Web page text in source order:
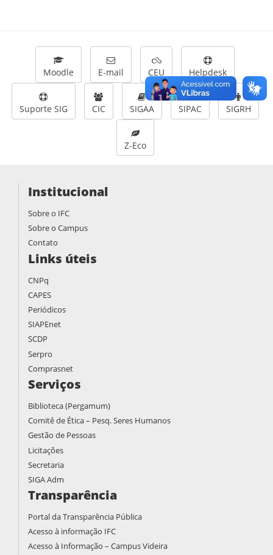
Moodle E-mail CEU Helpdesk
Suporte SIG CIC SIGAA SIPAC SIGRH
Z-Eco
Institucional
Sobre o IFC
Sobre o Campus
Contato
Links úteis
CNPq
CAPES
Periódicos
SIAPEnet
SCDP
Serpro
Comprasnet
Serviços
Biblioteca (Pergamum)
Comitê de Ética – Pesq. Seres Humanos
Gestão de Pessoas
Licitações
Secretaria
SIGA Adm
Transparência
Portal da Transparência Pública
Acesso à informação IFC
Acesso à Informação – Campus Videira